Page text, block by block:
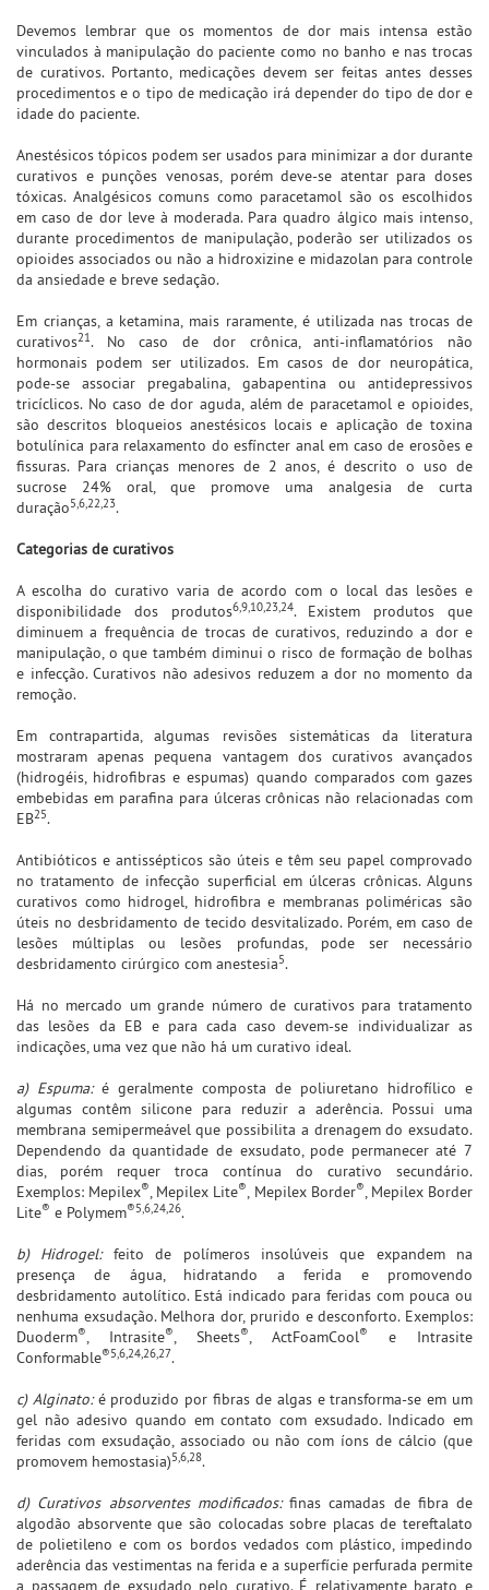
Devemos lembrar que os momentos de dor mais intensa estão
vinculados à manipulação do paciente como no banho e nas trocas
de curativos. Portanto, medicações devem ser feitas antes desses
procedimentos e o tipo de medicação irá depender do tipo de dor e
idade do paciente.
Anestésicos tópicos podem ser usados para minimizar a dor durante
curativos e punções venosas, porém deve-se atentar para doses
tóxicas. Analgésicos comuns como paracetamol são os escolhidos
em caso de dor leve à moderada. Para quadro álgico mais intenso,
durante procedimentos de manipulação, poderão ser utilizados os
opioides associados ou não a hidroxizine e midazolan para controle
da ansiedade e breve sedação.
Em crianças, a ketamina, mais raramente, é utilizada nas trocas de
curativos21. No caso de dor crônica, anti-inflamatórios não
hormonais podem ser utilizados. Em casos de dor neuropática,
pode-se associar pregabalina, gabapentina ou antidepressivos
tricíclicos. No caso de dor aguda, além de paracetamol e opioides,
são descritos bloqueios anestésicos locais e aplicação de toxina
botulínica para relaxamento do esfíncter anal em caso de erosões e
fissuras. Para crianças menores de 2 anos, é descrito o uso de
sucrose 24% oral, que promove uma analgesia de curta
duração5,6,22,23.
Categorias de curativos
A escolha do curativo varia de acordo com o local das lesões e
disponibilidade dos produtos6,9,10,23,24. Existem produtos que
diminuem a frequência de trocas de curativos, reduzindo a dor e
manipulação, o que também diminui o risco de formação de bolhas
e infecção. Curativos não adesivos reduzem a dor no momento da
remoção.
Em contrapartida, algumas revisões sistemáticas da literatura
mostraram apenas pequena vantagem dos curativos avançados
(hidrogéis, hidrofibras e espumas) quando comparados com gazes
embebidas em parafina para úlceras crônicas não relacionadas com
EB25.
Antibióticos e antissépticos são úteis e têm seu papel comprovado
no tratamento de infecção superficial em úlceras crônicas. Alguns
curativos como hidrogel, hidrofibra e membranas poliméricas são
úteis no desbridamento de tecido desvitalizado. Porém, em caso de
lesões múltiplas ou lesões profundas, pode ser necessário
desbridamento cirúrgico com anestesia5.
Há no mercado um grande número de curativos para tratamento
das lesões da EB e para cada caso devem-se individualizar as
indicações, uma vez que não há um curativo ideal.
a) Espuma:é geralmente composta de poliuretano hidrofílico e
algumas contêm silicone para reduzir a aderência. Possui uma
membrana semipermeável que possibilita a drenagem do exsudato.
Dependendo da quantidade de exsudato, pode permanecer até 7
dias, porém requer troca contínua do curativo secundário.
Exemplos: Mepilex®, Mepilex Lite®, Mepilex Border®, Mepilex Border
Lite® e Polymem®5,6,24,26.
b) Hidrogel:feito de polímeros insolúveis que expandem na
presença de água, hidratando a ferida e promovendo
desbridamento autolítico. Está indicado para feridas com pouca ou
nenhuma exsudação. Melhora dor, prurido e desconforto. Exemplos:
Duoderm®, Intrasite®, Sheets®, ActFoamCool®
e Intrasite
Conformable®5,6,24,26,27.
c) Alginato:é produzido por fibras de algas e transforma-se em um
gel não adesivo quando em contato com exsudado. Indicado em
feridas com exsudação, associado ou não com íons de cálcio (que
promovem hemostasia)5,6,28.
d) Curativos absorventes modificados:finas camadas de fibra de
algodão absorvente que são colocadas sobre placas de tereftalato
de polietileno e com os bordos vedados com plástico, impedindo
aderência das vestimentas na ferida e a superfície perfurada permite
a passagem de exsudado pelo curativo. É relativamente barato e